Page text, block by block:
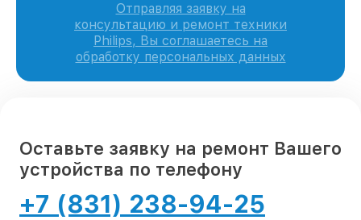
Отправляя заявку на
консультацию и ремонт техники
Philips, Вы соглашаетесь на
обработку персональных данных
Оставьте заявку на ремонт Вашего
устройства по телефону
+7 (831) 238-94-25